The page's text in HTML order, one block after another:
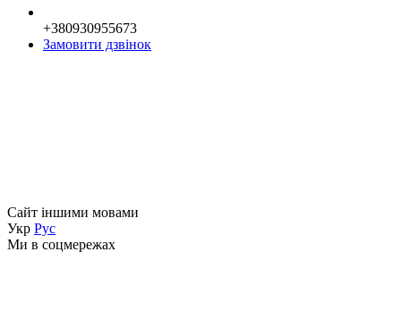
+380930955673
Замовити дзвінок
Сайт іншими мовами
Укр Рус
Ми в соцмережах